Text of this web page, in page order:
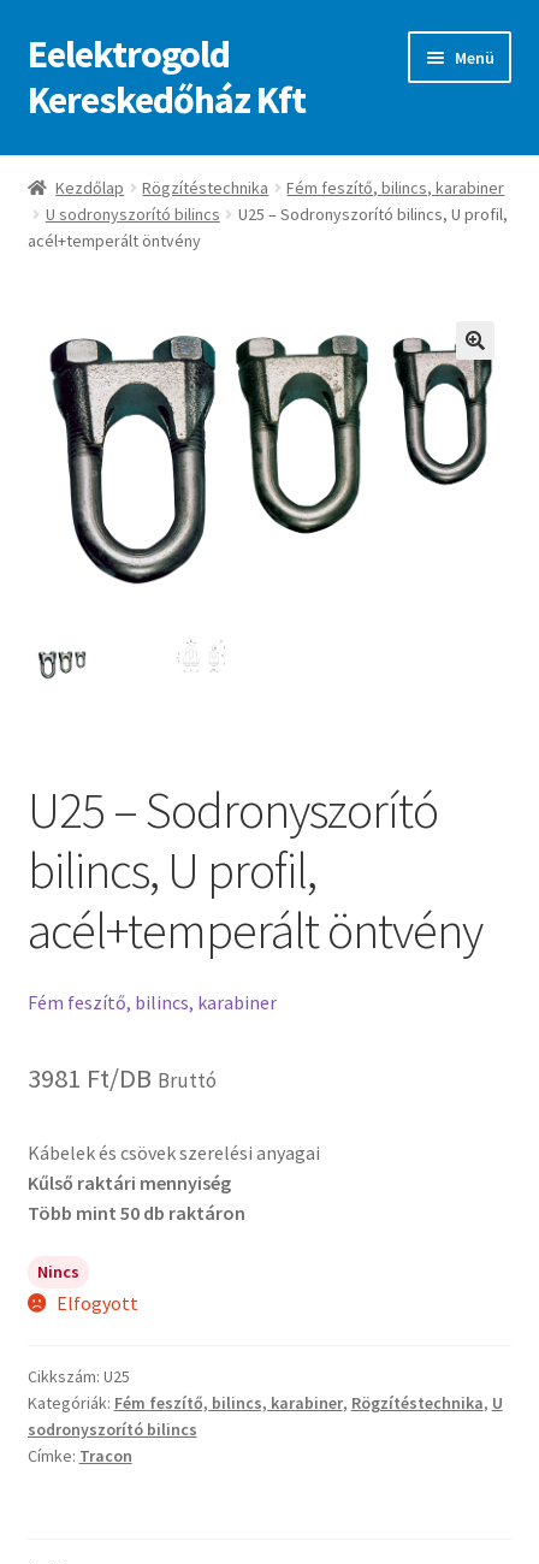
Ugrás
a
navigációhoz
Kilépés
a
tartalomba
Eelektrogold
Kereskedőház Kft
Menü
Kezdőlap
A fiókom
ajanlatkeres
Kezdőlap Rögzítéstechnika
Fém feszítő, bilincs, karabiner
U sodronyszorító bilincs
U25 – Sodronyszorító bilincs, U profil,
acél+temperált öntvény
🔍
U25 – Sodronyszorító
bilincs, U profil,
acél+temperált öntvény
Fém feszítő, bilincs, karabiner
3981 Ft/DB Bruttó
Kábelek és csövek szerelési anyagai
Kűlső raktári mennyiség
Több mint 50 db raktáron
Nincs
Elfogyott
Cikkszám: U25
Kategóriák: Fém feszítő, bilincs, karabiner, Rögzítéstechnika, U
sodronyszorító bilincs
Címke: Tracon